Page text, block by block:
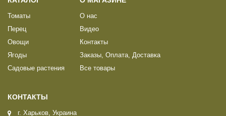
Томаты
Перец
Овощи
Ягоды
Садовые растения
О нас
Видео
Контакты
Заказы, Оплата, Доставка
Все товары
КОНТАКТЫ
г. Харьков, Украина